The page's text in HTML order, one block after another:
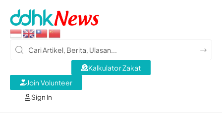
Sign In
Kalkulator Zakat
Join Volunteer